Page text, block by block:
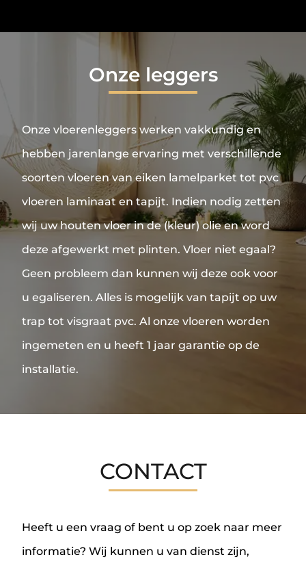
Onze leggers
Onze vloerenleggers werken vakkundig en
hebben jarenlange ervaring met verschillende
soorten vloeren van eiken lamelparket tot pvc
vloeren laminaat en tapijt. Indien nodig zetten
wij uw houten vloer in de (kleur) olie en word
deze afgewerkt met plinten. Vloer niet egaal?
Geen probleem dan kunnen wij deze ook voor
u egaliseren. Alles is mogelijk van tapijt op uw
trap tot visgraat pvc. Al onze vloeren worden
ingemeten en u heeft 1 jaar garantie op de
installatie.
CONTACT
Heeft u een vraag of bent u op zoek naar meer
informatie? Wij kunnen u van dienst zijn,